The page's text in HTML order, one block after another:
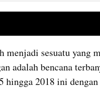
menjadi sesuatu yang
adalah bencana
2018 ini dengan